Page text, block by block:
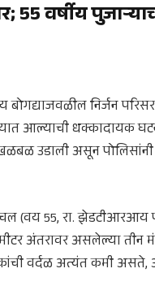
55 वर्षीय
निर्जन
आल्याची धक्कादायक
उडाली असून
(वय 55, रा.
अंतरावर असलेल्या तीन
वर्दळ अत्यंत कमी